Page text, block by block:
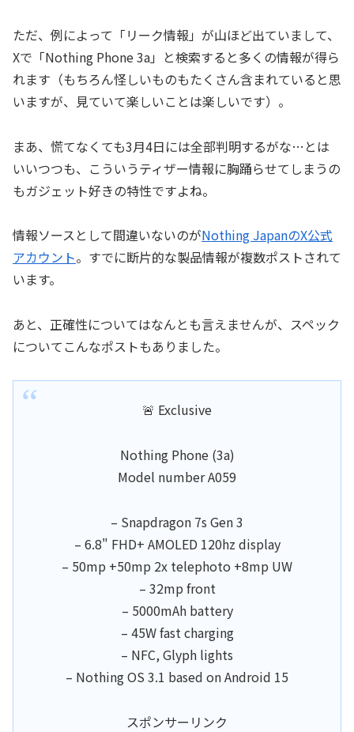
ただ、例によって「リーク情報」が山ほど出ていまして、
Xで「Nothing Phone 3a」と検索すると多くの情報が得ら
れます（もちろん怪しいものもたくさん含まれていると思
いますが、見ていて楽しいことは楽しいです）。
まあ、慌てなくても3月4日には全部判明するがな…とは
いいつつも、こういうティザー情報に胸踊らせてしまうの
もガジェット好きの特性ですよね。
情報ソースとして間違いないのがNothing JapanのX公式
アカウント。すでに断片的な製品情報が複数ポストされて
います。
あと、正確性についてはなんとも言えませんが、スペック
についてこんなポストもありました。
🚨 Exclusive
Nothing Phone (3a)
Model number A059
– Snapdragon 7s Gen 3
– 6.8" FHD+ AMOLED 120hz display
– 50mp +50mp 2x telephoto +8mp UW
– 32mp front
– 5000mAh battery
– 45W fast charging
– NFC, Glyph lights
– Nothing OS 3.1 based on Android 15
スポンサーリンク